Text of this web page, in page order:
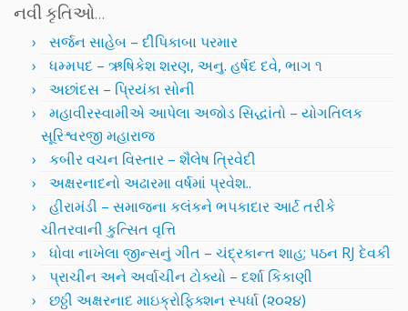
નવી કૃતિઓ…
સર્જન સાહેબ – દીપિકાબા પરમાર
ધમ્મપદ – ઋષિકેશ શરણ, અનુ. હર્ષદ દવે, ભાગ ૧
અછાંદસ – પ્રિયંકા સોની
મહાવીરસ્વામીએ આપેલા અજોડ સિદ્ધાંતો – યોગતિલક
સૂરિશ્વરજી મહારાજ
કબીર વચન વિસ્તાર – શૈલેષ ત્રિવેદી
અક્ષરનાદનો અઢારમા વર્ષમાં પ્રવેશ..
હીરામંડી – સમાજના કલંકને ભપકાદાર આર્ટ તરીકે
ચીતરવાની કુત્સિત વૃત્તિ
ધોવા નાખેલા જીન્સનું ગીત – ચંદ્રકાન્ત શાહ; પઠન RJ દેવકી
પ્રાચીન અને અર્વાચીન ટોક્યો – દર્શા કિકાણી
છઠ્ઠી અક્ષરનાદ માઇક્રોફિક્શન સ્પર્ધા (૨૦૨૪)